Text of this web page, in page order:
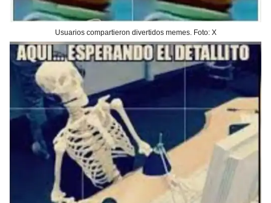
Usuarios compartieron divertidos memes. Foto: X